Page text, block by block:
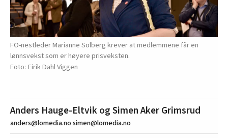
FO-nestleder Marianne Solberg krever at medlemmene får en
lønnsvekst som er høyere prisveksten.
Eirik Dahl Viggen
Anders Hauge-Eltvik og Simen Aker Grimsrud
anders@lomedia.no simen@lomedia.no